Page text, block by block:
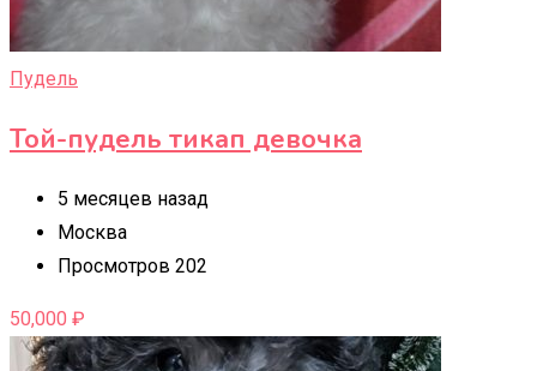
Пудель
Той-пудель тикап девочка
5 месяцев назад
Москва
Просмотров 202
50,000 ₽